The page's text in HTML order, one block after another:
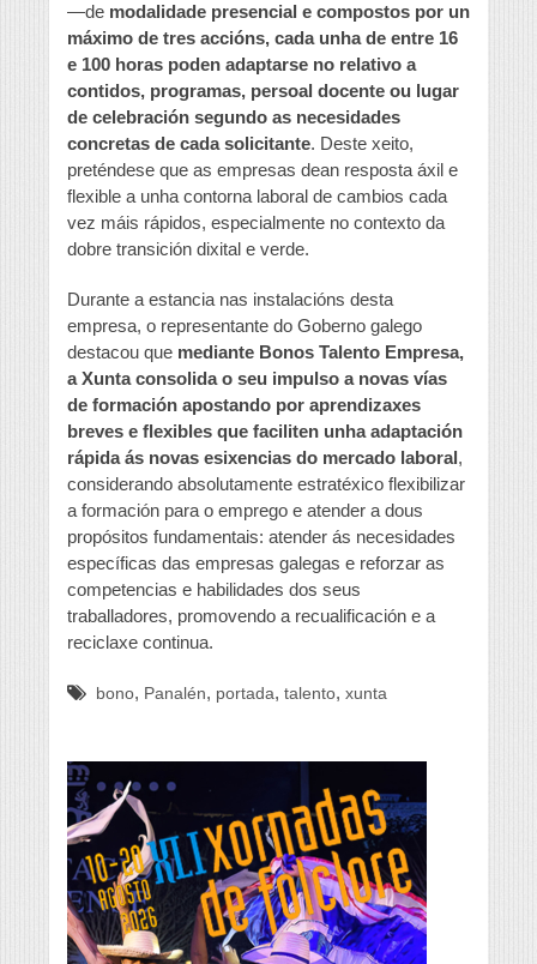
—de modalidade presencial e compostos por un
máximo de tres accións, cada unha de entre 16
e 100 horas poden adaptarse no relativo a
contidos, programas, persoal docente ou lugar
de celebración segundo as necesidades
concretas de cada solicitante. Deste xeito,
preténdese que as empresas dean resposta áxil e
flexible a unha contorna laboral de cambios cada
vez máis rápidos, especialmente no contexto da
dobre transición dixital e verde.
Durante a estancia nas instalacións desta
empresa, o representante do Goberno galego
destacou que mediante Bonos Talento Empresa,
a Xunta consolida o seu impulso a novas vías
de formación apostando por aprendizaxes
breves e flexibles que faciliten unha adaptación
rápida ás novas esixencias do mercado laboral,
considerando absolutamente estratéxico flexibilizar
a formación para o emprego e atender a dous
propósitos fundamentais: atender ás necesidades
específicas das empresas galegas e reforzar as
competencias e habilidades dos seus
traballadores, promovendo a recualificación e a
reciclaxe continua.
bono, Panalén, portada, talento, xunta